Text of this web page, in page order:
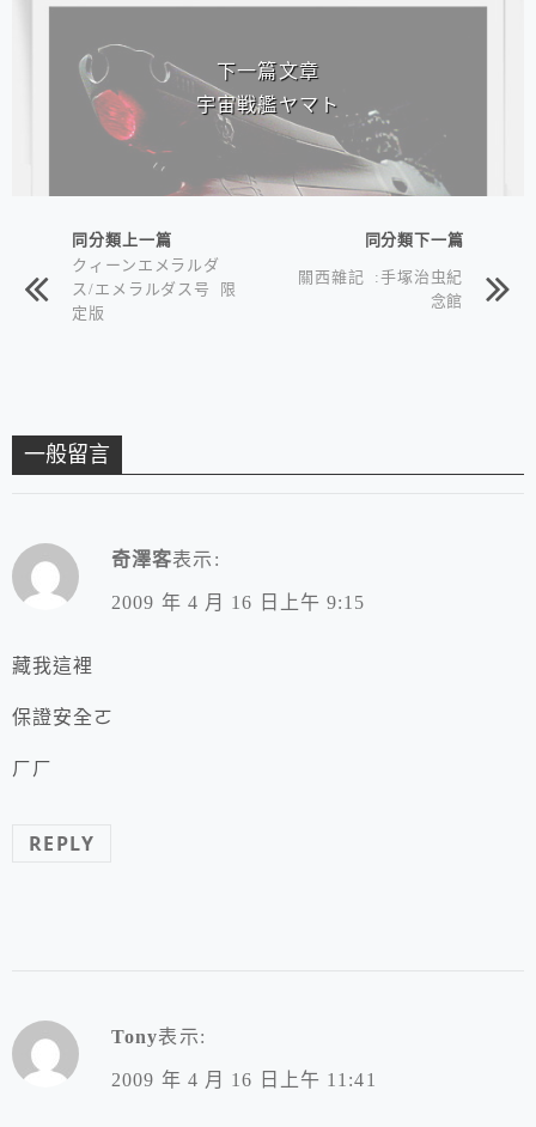
下一篇文章
宇宙戦艦ヤマト
同分類上一篇
クィーンエメラルダ
ス/エメラルダス号 限
定版
同分類下一篇
關西雜記 :手塚治虫紀
念館
一般留言
奇澤客表示:
2009 年 4 月 16 日上午 9:15
藏我這裡
保證安全ㄛ
ㄏㄏ
REPLY
Tony表示:
2009 年 4 月 16 日上午 11:41